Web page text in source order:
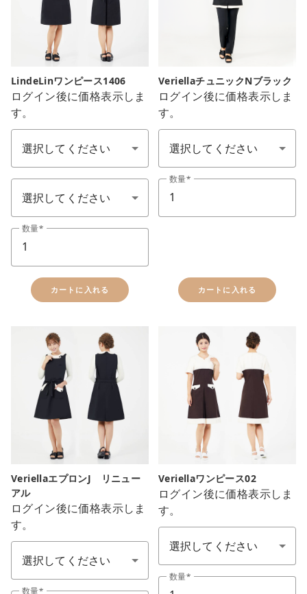
LindeLinワンピース1406
ログイン後に価格表示しま
す。
色：1カラー
サイズ S-LL
数量
カートに入れる
VeriellaチュニックNブラック
ログイン後に価格表示しま
す。
サイズ S-LL
数量
カートに入れる
VeriellaエプロンJ リニュー
アル
ログイン後に価格表示しま
す。
サイズ
数量
Veriellaワンピース02
ログイン後に価格表示しま
す。
サイズ SS-7L
数量